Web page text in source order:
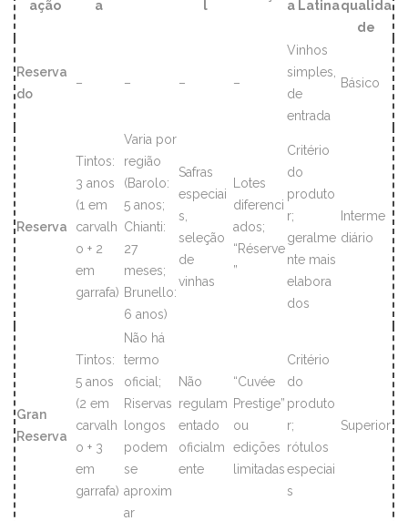
ação
a
l
a Latinaqualida
de
Reserva
do
– – – –
Vinhos
simples,
de
entrada
Básico
Reserva
Tintos:
3 anos
(1 em
carvalh
o + 2
em
garrafa)
Varia por
região
(Barolo:
5 anos;
Chianti:
27
meses;
Brunello:
6 anos)
Safras
especiai
s,
seleção
de
vinhas
Lotes
diferenci
ados;
“Réserve
”
Critério
do
produto
r;
geralme
nte mais
elabora
dos
Interme
diário
Gran
Reserva
Tintos:
5 anos
(2 em
carvalh
o + 3
em
garrafa)
Não há
termo
oficial;
Riservas
longos
podem
se
aproxim
ar
Não
regulam
entado
oficialm
ente
“Cuvée
Prestige”
ou
edições
limitadas
Critério
do
produto
r;
rótulos
especiai
s
Superior